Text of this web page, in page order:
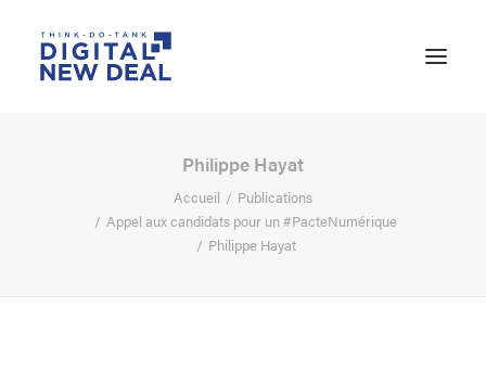
Philippe Hayat
Accueil
Publications
Appel aux candidats pour un #PacteNumérique
Philippe Hayat